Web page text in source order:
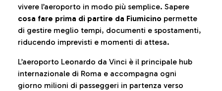
vivere l’aeroporto in modo più semplice. Sapere
cosa fare prima di partire da Fiumicino permette
di gestire meglio tempi, documenti e spostamenti,
riducendo imprevisti e momenti di attesa.
L’aeroporto Leonardo da Vinci è il principale hub
internazionale di Roma e accompagna ogni
giorno milioni di passeggeri in partenza verso